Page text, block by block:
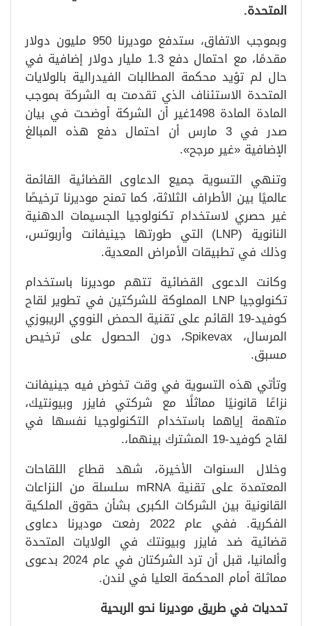
المتحدة.
وبموجب الاتفاق، ستدفع موديرنا 950 مليون دولار
مقدمًا، مع احتمال دفع 1.3 مليار دولار إضافية في
حال لم تؤيد محكمة المطالبات الفيدرالية بالولايات
المتحدة الاستئناف الذي تقدمت به الشركة بموجب
المادة المادة 1498غير أن الشركة أوضحت في بيان
صدر في 3 مارس أن احتمال دفع هذه المبالغ
الإضافية «غير مرجح».
وتنهي التسوية جميع الدعاوى القضائية القائمة
عالميًا بين الأطراف الثلاثة، كما تمنح موديرنا ترخيصًا
غير حصري لاستخدام تكنولوجيا الجسيمات الدهنية
النانوية (LNP) التي طورتها جينيفانت وأربوتس،
وذلك في تطبيقات الأمراض المعدية.
وكانت الدعوى القضائية تتهم موديرنا باستخدام
تكنولوجيا LNP المملوكة للشركتين في تطوير لقاح
كوفيد-19 القائم على تقنية الحمض النووي الريبوزي
المرسال، Spikevax، دون الحصول على ترخيص
مسبق.
وتأتي هذه التسوية في وقت تخوض فيه جينيفانت
نزاعًا قانونيًا مماثلًا مع شركتي فايزر وبيونتيك،
متهمة إياهما باستخدام التكنولوجيا نفسها في
لقاح كوفيد-19 المشترك بينهما،.
وخلال السنوات الأخيرة، شهد قطاع اللقاحات
المعتمدة على تقنية mRNA سلسلة من النزاعات
القانونية بين الشركات الكبرى بشأن حقوق الملكية
الفكرية. ففي عام 2022 رفعت موديرنا دعاوى
قضائية ضد فايزر وبيونتك في الولايات المتحدة
وألمانيا، قبل أن ترد الشركتان في عام 2024 بدعوى
مماثلة أمام المحكمة العليا في لندن.
تحديات في طريق موديرنا نحو الربحية